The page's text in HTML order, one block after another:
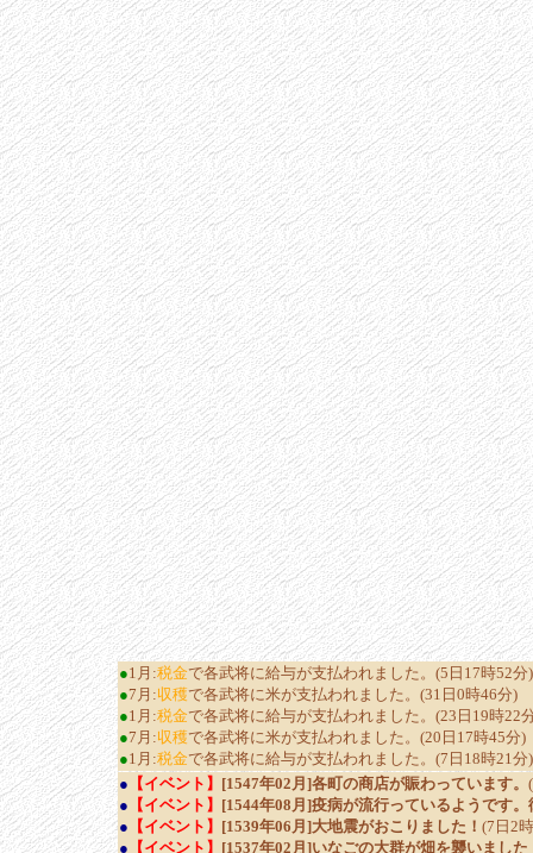
●1月:税金で各武将に給与が支払われました。(5日17時52分)
●7月:収穫で各武将に米が支払われました。(31日0時46分)
●1月:税金で各武将に給与が支払われました。(23日19時22
●7月:収穫で各武将に米が支払われました。(20日17時45分)
●1月:税金で各武将に給与が支払われました。(7日18時21分)
● 【イベント】 [1547年02月]各町の商店が賑わっています。
● 【イベント】 [1544年08月]疫病が流行っているようです
● 【イベント】 [1539年06月]大地震がおこりました！ (7日2
● 【イベント】 [1537年02月]いなごの大群が畑を襲いました